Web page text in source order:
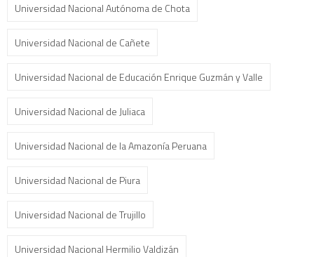
Universidad Nacional Autónoma de Chota
Universidad Nacional de Cañete
Universidad Nacional de Educación Enrique Guzmán y Valle
Universidad Nacional de Juliaca
Universidad Nacional de la Amazonía Peruana
Universidad Nacional de Piura
Universidad Nacional de Trujillo
Universidad Nacional Hermilio Valdizán